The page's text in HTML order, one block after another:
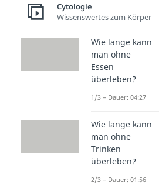
Cytologie
Wissenswertes zum Körper
Wie lange kann
man ohne
Essen
überleben?
1/3 – Dauer: 04:27
Wie lange kann
man ohne
Trinken
überleben?
2/3 – Dauer: 01:56